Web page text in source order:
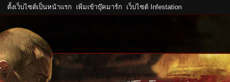
ตั้งเว็บไซต์เป็นหน้าแรก เพิ่มเข้าบุ๊คมาร์ก เว็บไซต์ Infestation